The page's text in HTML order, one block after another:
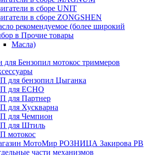
в сборе UNIT
в сборе ZONGSHEN
рекомендуемое (более широкий
в Прочие товары
Масла)
для Бензопил мотокос триммеров
для бензопил Цыганка
для ЕСНО
для Партнер
для Хускварна
для Чемпион
для Штиль
мотокос
МотоМир РОЗНИЦА Закирова РВ
части механизмов